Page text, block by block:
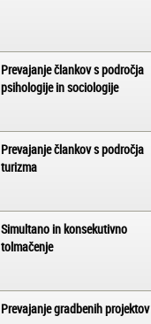
Prevajanje člankov s področja
psihologije in sociologije
Prevajanje člankov s področja
turizma
Simultano in konsekutivno
tolmačenje
Prevajanje gradbenih projektov